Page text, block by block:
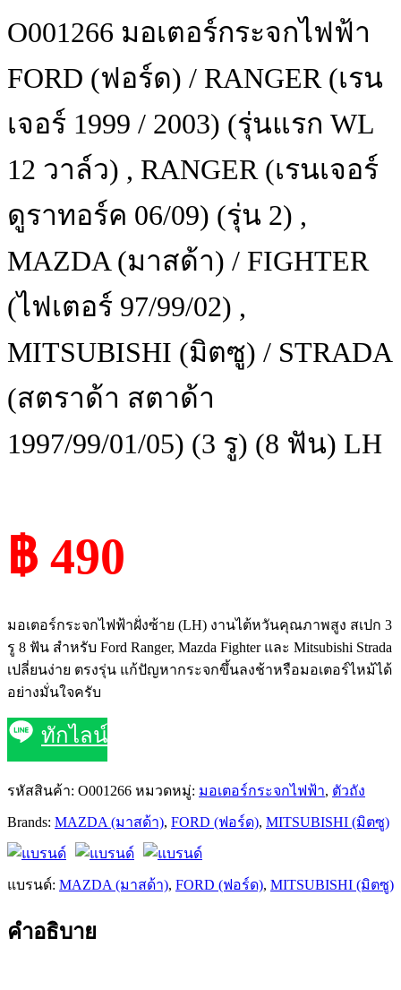
O001266 มอเตอร์กระจกไฟฟ้า
FORD (ฟอร์ด) / RANGER (เรน
เจอร์ 1999 / 2003) (รุ่นแรก WL
12 วาล์ว) , RANGER (เรนเจอร์
ดูราทอร์ค 06/09) (รุ่น 2) ,
MAZDA (มาสด้า) / FIGHTER
(ไฟเตอร์ 97/99/02) ,
MITSUBISHI (มิตซู) / STRADA
(สตราด้า สตาด้า
1997/99/01/05) (3 รู) (8 ฟัน) LH
฿ 490
มอเตอร์กระจกไฟฟ้าฝั่งซ้าย (LH) งานไต้หวันคุณภาพสูง สเปก 3
รู 8 ฟัน สำหรับ Ford Ranger, Mazda Fighter และ Mitsubishi Strada
เปลี่ยนง่าย ตรงรุ่น แก้ปัญหากระจกขึ้นลงช้าหรือมอเตอร์ไหม้ได้
อย่างมั่นใจครับ
ทักไลน์
รหัสสินค้า: O001266 หมวดหมู่: มอเตอร์กระจกไฟฟ้า, ตัวถัง
Brands: MAZDA (มาสด้า), FORD (ฟอร์ด), MITSUBISHI (มิตซู)
แบรนด์: MAZDA (มาสด้า), FORD (ฟอร์ด), MITSUBISHI (มิตซู)
คำอธิบาย